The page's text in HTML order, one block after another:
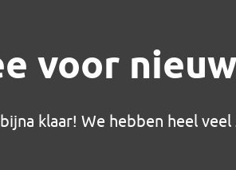
voor
klaar! We hebben heel